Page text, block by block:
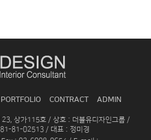
PORTFOLIO CONTRACT ADMIN
상가115호 / 상호 : 더블유디자인그룹 /
81-02513 / 대표 : 정미경